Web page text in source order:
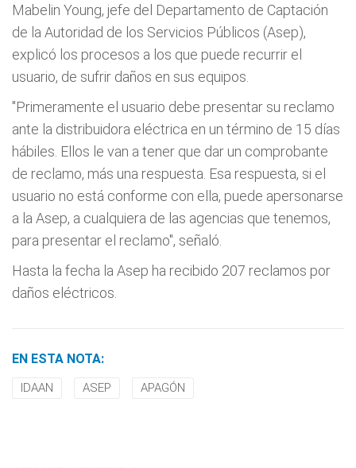
Mabelin Young, jefe del Departamento de Captación
de la Autoridad de los Servicios Públicos (Asep),
explicó los procesos a los que puede recurrir el
usuario, de sufrir daños en sus equipos.
"Primeramente el usuario debe presentar su reclamo
ante la distribuidora eléctrica en un término de 15 días
hábiles. Ellos le van a tener que dar un comprobante
de reclamo, más una respuesta. Esa respuesta, si el
usuario no está conforme con ella, puede apersonarse
a la Asep, a cualquiera de las agencias que tenemos,
para presentar el reclamo", señaló.
Hasta la fecha la Asep ha recibido 207 reclamos por
daños eléctricos.
EN ESTA NOTA:
IDAAN ASEP APAGÓN